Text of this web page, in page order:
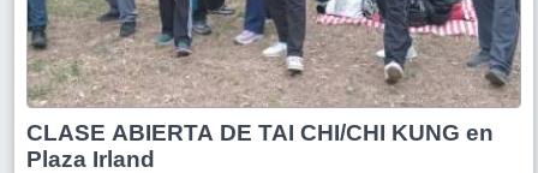
CLASE ABIERTA DE TAI CHI/CHI KUNG en
Plaza Irland